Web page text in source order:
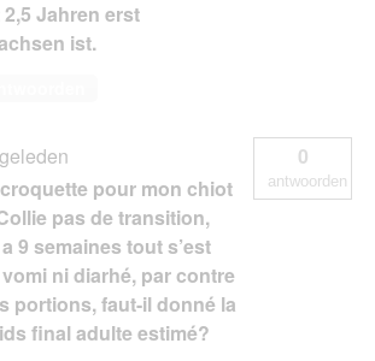
Jahren erst
ist.
pour mon chiot
pas de transition,
9 semaines tout s’est
ni diarhé, par contre
portions, faut-il donné la
final adulte estimé?
0
antwoorden